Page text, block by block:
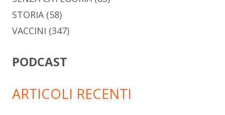
STORIA (58)
VACCINI (347)
PODCAST
ARTICOLI RECENTI